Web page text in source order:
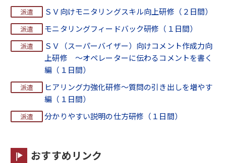
ＳＶ向けモニタリングスキル向上研修（２日間）
モニタリングフィードバック研修（１日間）
ＳＶ（スーパーバイザー）向けコメント作成力向
上研修 ～オペレーターに伝わるコメントを書く
編（１日間）
ヒアリング力強化研修～質問の引き出しを増やす
編（１日間）
分かりやすい説明の仕方研修（１日間）
おすすめリンク